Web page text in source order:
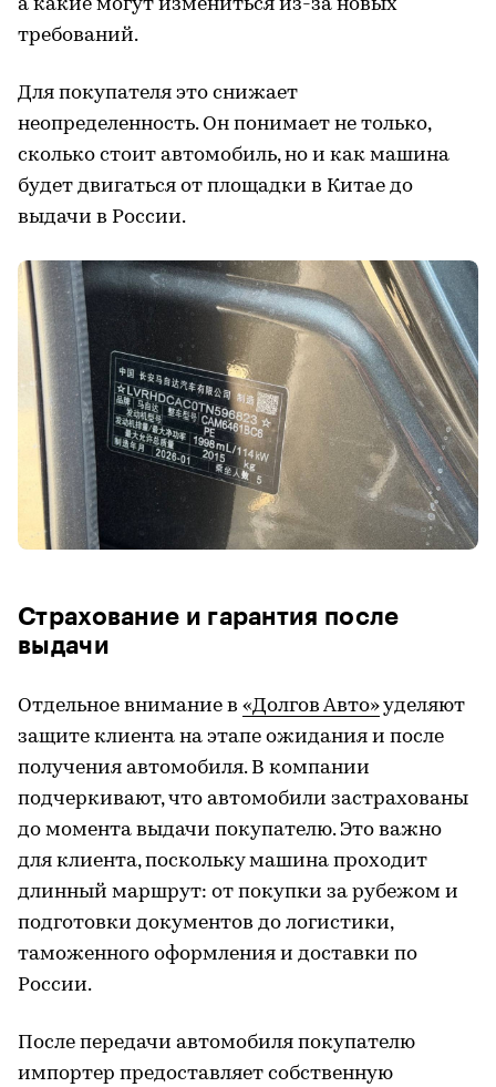
а какие могут измениться из-за новых
требований.
Для покупателя это снижает
неопределенность. Он понимает не только,
сколько стоит автомобиль, но и как машина
будет двигаться от площадки в Китае до
выдачи в России.
Страхование и гарантия после
выдачи
Отдельное внимание в «Долгов Авто»уделяют
защите клиента на этапе ожидания и после
получения автомобиля. В компании
подчеркивают, что автомобили застрахованы
до момента выдачи покупателю. Это важно
для клиента, поскольку машина проходит
длинный маршрут: от покупки за рубежом и
подготовки документов до логистики,
таможенного оформления и доставки по
России.
После передачи автомобиля покупателю
импортер предоставляет собственную